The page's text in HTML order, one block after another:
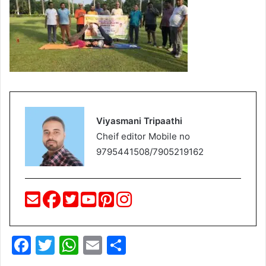
Viyasmani Tripaathi
Cheif editor Mobile no
9795441508/7905219162
F
T
W E